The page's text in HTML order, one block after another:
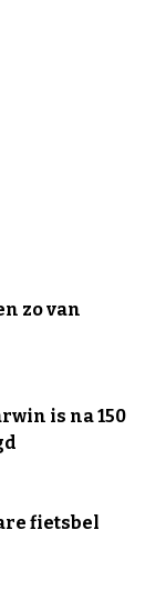
zo van
is na 150
fietsbel